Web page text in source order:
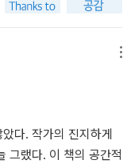
라 생각하며 추천해본
. 어디선가 지금도 아
사람들이 있을 것이다.
져 산다, 라는 사실이
식물들에게 귀를 한
않는 곳을 보여주는
는 이렇게 또 다른 세
야 하는 것이리라. >
오리, 고양이, 쥐, 까
령임을 한눈에 알았
뭇 기대감에 들떠서
시 한가운데 배꽃마을
의 고향이고, 동물들
나아가서 인간들과 함
마을의 마지막 과수원
고, 인간다움이 더 많
다. 작가의 진지하게
그랬다. 이 책의 공간적